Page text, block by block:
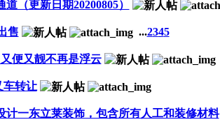
（更新日期20200805）
售
...2345
便又靓不再是浮云
车转让
一东立莱装饰，包含所有人工和装修材料